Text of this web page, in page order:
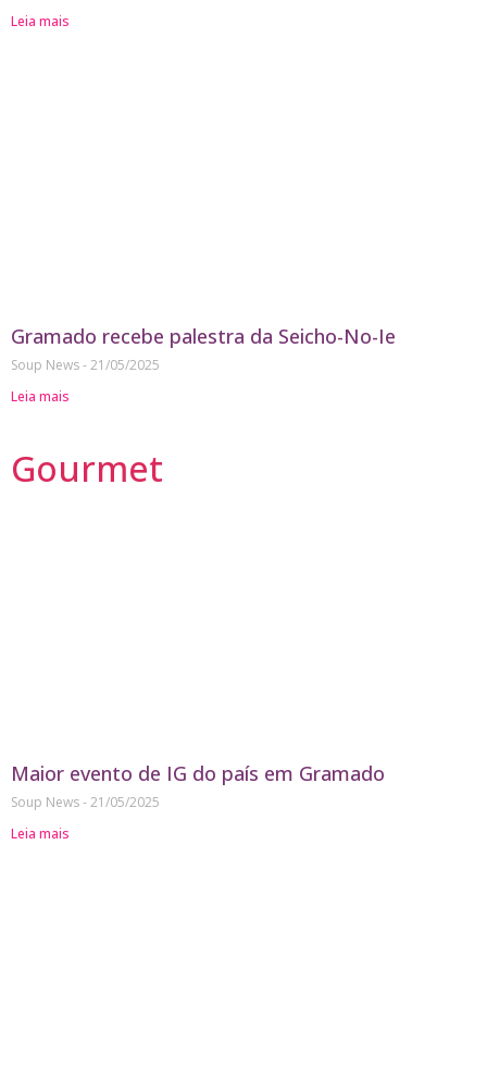
Leia mais
Gramado recebe palestra da Seicho-No-Ie
Soup News 21/05/2025
Leia mais
Gourmet
Maior evento de IG do país em Gramado
Soup News 21/05/2025
Leia mais